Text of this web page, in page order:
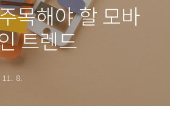
목해야 할 모바
트렌드
11. 8.